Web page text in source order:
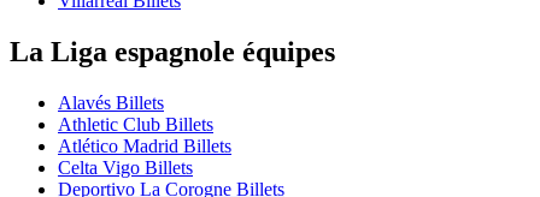
La Liga espagnole équipes
Alavés Billets
Athletic Club Billets
Atlético Madrid Billets
Celta Vigo Billets
Deportivo La Corogne Billets